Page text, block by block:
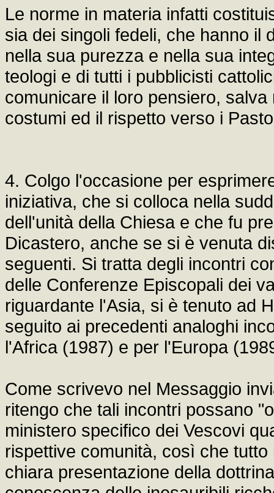
Le norme in materia infatti
sia dei singoli fedeli, che hanno il
nella sua purezza e nella sua
teologi e di tutti i pubblicisti
comunicare il loro pensiero,
costumi ed il rispetto verso i
4. Colgo l'occasione per
iniziativa, che si colloca nella
dell'unità della Chiesa e che fu
Dicastero, anche se si è venuta
seguenti. Si tratta degli incontri
delle Conferenze Episcopali dei
riguardante l'Asia, si è tenuto ad
seguito ai precedenti analoghi
l'Africa (1987) e per l'Europa
Come scrivevo nel Messaggio
ritengo che tali incontri possano
ministero specifico dei Vescovi
rispettive comunità, così che
chiara presentazione della